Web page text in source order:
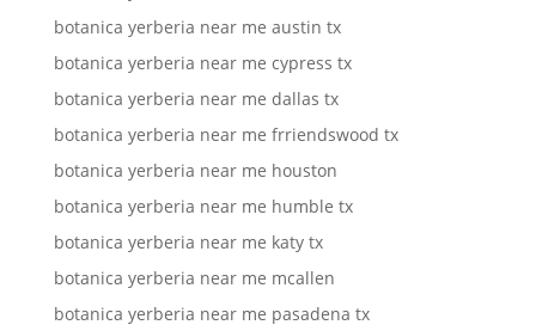
botanica yerberia near me austin tx
botanica yerberia near me cypress tx
botanica yerberia near me dallas tx
botanica yerberia near me frriendswood tx
botanica yerberia near me houston
botanica yerberia near me humble tx
botanica yerberia near me katy tx
botanica yerberia near me mcallen
botanica yerberia near me pasadena tx